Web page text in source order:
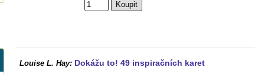
Louise L. Hay: Dokážu to! 49 inspiračních karet